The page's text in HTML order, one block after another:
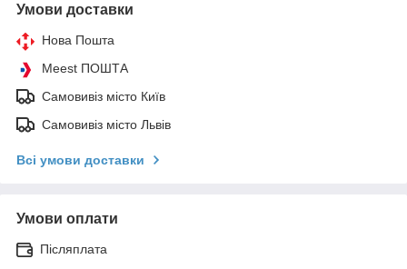
Умови доставки
Нова Пошта
Meest ПОШТА
Самовивіз місто Київ
Самовивіз місто Львів
Всі умови доставки
Умови оплати
Післяплата